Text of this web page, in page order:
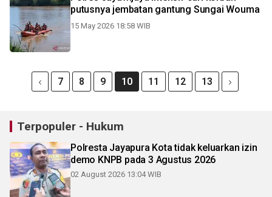
putusnya jembatan gantung Sungai Wouma
15 May 2026 18:58 WIB
7 8 9 10 11 12 13
Terpopuler - Hukum
Polresta Jayapura Kota tidak keluarkan izin
demo KNPB pada 3 Agustus 2026
02 August 2026 13:04 WIB